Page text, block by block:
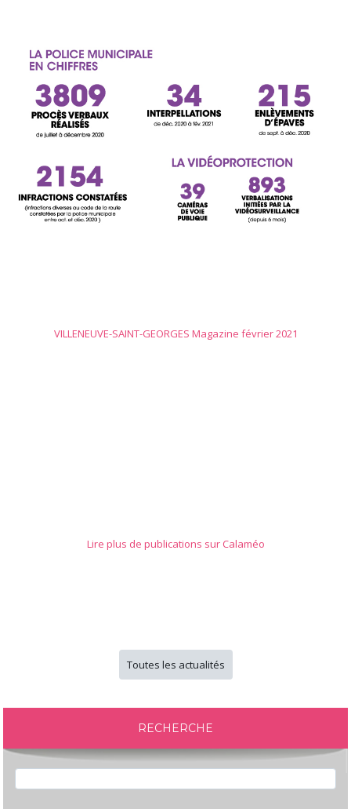
VILLENEUVE-SAINT-GEORGES Magazine février 2021
Lire plus de publications sur Calaméo
Toutes les actualités
RECHERCHE